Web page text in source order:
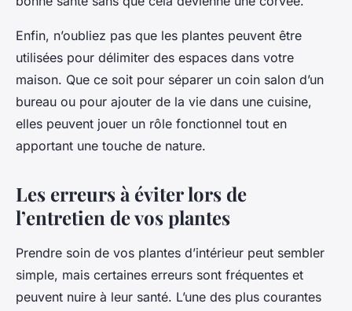
Enfin, n’oubliez pas que les plantes peuvent être
utilisées pour délimiter des espaces dans votre
maison. Que ce soit pour séparer un coin salon d’un
bureau ou pour ajouter de la vie dans une cuisine,
elles peuvent jouer un rôle fonctionnel tout en
apportant une touche de nature.
Les erreurs à éviter lors de
l’entretien de vos plantes
Prendre soin de vos plantes d’intérieur peut sembler
simple, mais certaines erreurs sont fréquentes et
peuvent nuire à leur santé. L’une des plus courantes